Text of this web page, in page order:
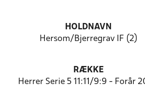
HOLDNAVN
Hersom/Bjerregrav IF (2)
RÆKKE
Herrer Serie 5 11:11/9:9 - Forår